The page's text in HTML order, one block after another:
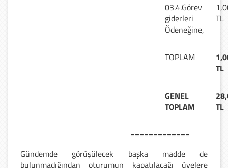
03.4.Görev
giderleri
Ödeneğine,
TL
TOPLAM
TL
GENEL
TOPLAM
TL
=============
Gündemde görüşülecek başka madde de
bulunmadığından oturumun kapatılacağı üyelere